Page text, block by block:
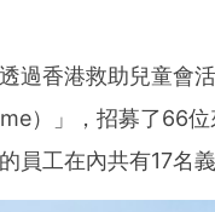
過香港救助兒童會
） 」，招募了66位
員工在內共有17名